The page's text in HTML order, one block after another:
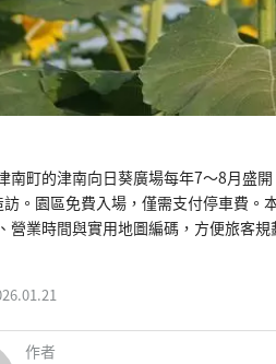
南町的津南向日葵廣場每年7～8月盛
。園區免費入場，僅需支付停車費。
營業時間與實用地圖編碼，方便旅客規
作者